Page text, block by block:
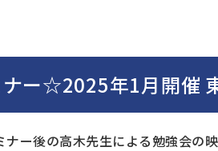
ー☆2025年1月開催
ナー後の高木先生による勉強会の